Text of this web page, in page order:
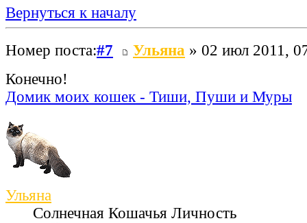
Вернуться к началу
Номер поста:#7 Ульяна » 02 июл 2011,
Конечно!
Домик моих кошек - Тиши, Пуши и Муры
Ульяна
Солнечная Кошачья Личность